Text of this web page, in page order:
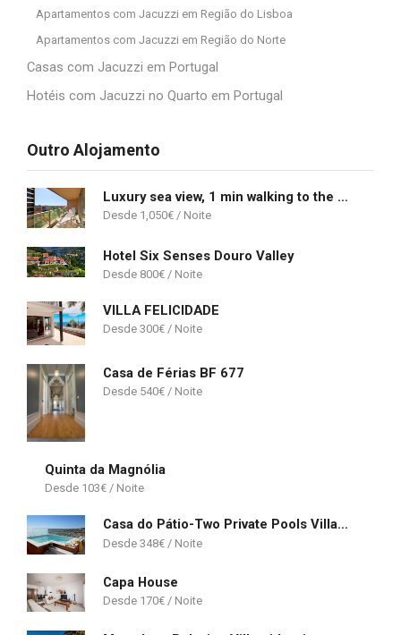
Apartamentos com Jacuzzi em Região do Lisboa
Apartamentos com Jacuzzi em Região do Norte
Casas com Jacuzzi em Portugal
Hotéis com Jacuzzi no Quarto em Portugal
Outro Alojamento
Luxury sea view, 1 min walking to the beach
1,050€
Hotel Six Senses Douro Valley
800€
VILLA FELICIDADE
300€
Casa de Férias BF 677
540€
Quinta da Magnólia
103€
Casa do Pátio-Two Private Pools Villa- Rooftop & Panoramic Pool
348€
Capa House
170€